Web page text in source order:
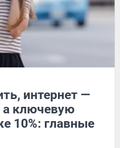
интернет —
а ключевую
10%: главные